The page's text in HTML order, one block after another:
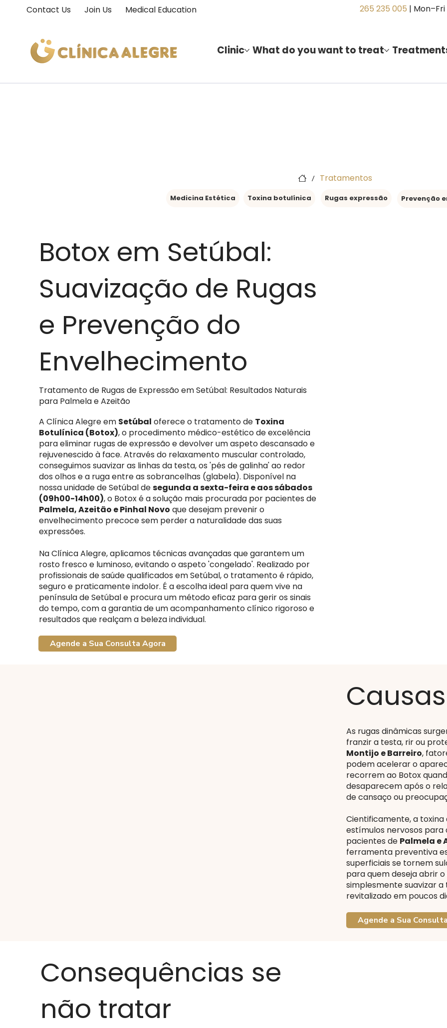
Contact Us Join Us Medical Education 265 235 005 |
Clinic What do you want to treat
/ Tratamentos
Medicina Estética Toxina botulínica Rugas expressão Prevenção
Botox em Setúbal:
Suavização de Rugas
e Prevenção do
Envelhecimento
Tratamento de Rugas de Expressão em Setúbal: Resultados Naturais
para Palmela e Azeitão
A Clínica Alegre em Setúbal oferece o tratamento de Toxina
Botulínica (Botox), o procedimento médico-estético de excelência
para eliminar rugas de expressão e devolver um aspeto descansado e
rejuvenescido à face. Através do relaxamento muscular controlado,
conseguimos suavizar as linhas da testa, os 'pés de galinha' ao redor
dos olhos e a ruga entre as sobrancelhas (glabela). Disponível na
nossa unidade de Setúbal desegunda a sexta-feira e aos sábados
(09h00-14h00), o Botox é a solução mais procurada por pacientes de
Palmela, Azeitão e Pinhal Novo que desejam prevenir o
envelhecimento precoce sem perder a naturalidade das suas
expressões.
Na Clínica Alegre, aplicamos técnicas avançadas que garantem um
rosto fresco e luminoso, evitando o aspeto 'congelado'. Realizado por
profissionais de saúde qualificados em Setúbal, o tratamento é rápido,
seguro e praticamente indolor. É a escolha ideal para quem vive na
península de Setúbal e procura um método eficaz para gerir os sinais
do tempo, com a garantia de um acompanhamento clínico rigoroso e
resultados que realçam a beleza individual.
Agende a Sua Consulta Agora
As rugas dinâmicas
franzir a testa, rir ou
Montijo e Barreiro,
podem acelerar o
recorrem ao Botox
desaparecem após o
de cansaço ou
Cientificamente, a
estímulos nervosos para
pacientes de Palmela e
ferramenta preventiva
superficiais se tornem
para quem deseja abrir
simplesmente suavizar
revitalizado em poucos
Agende a Sua
Consequências se
não tratar